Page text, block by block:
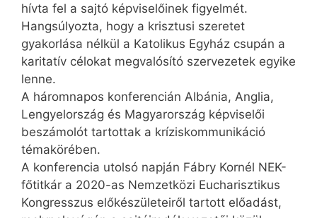
hívta fel a sajtó képviselőinek figyelmét.
Hangsúlyozta, hogy a krisztusi szeretet
gyakorlása nélkül a Katolikus Egyház csupán a
karitatív célokat megvalósító szervezetek egyike
lenne.
A háromnapos konferencián Albánia, Anglia,
Lengyelország és Magyarország képviselői
beszámolót tartottak a kríziskommunikáció
témakörében.
A konferencia utolsó napján Fábry Kornél NEK-
főtitkár a 2020-as Nemzetközi Eucharisztikus
Kongresszus előkészületeiről tartott előadást,